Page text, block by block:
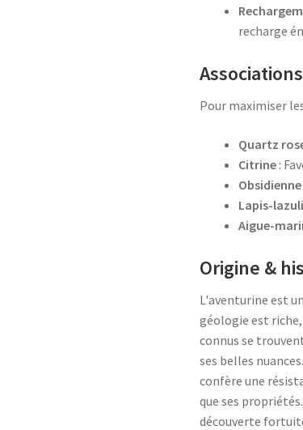
recharge
Pour maximiser
Quartz
Citrine :
Obsidienne
Lapis-lazuli
Aigue-
Origine &
L'aventurine est
géologie est
connus se
ses belles
confère une
que ses
découverte